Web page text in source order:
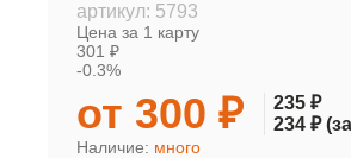
артикул: 5793
Цена за 1 карту
301 ₽
-0.3%
от 300 ₽
235 ₽
234 ₽
Наличие: много